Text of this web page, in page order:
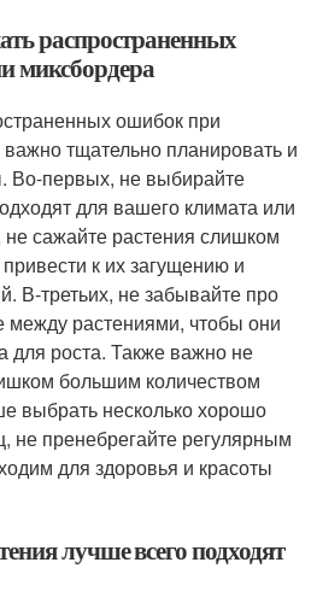
распространенных
миксбордера
ошибок при
тщательно планировать и
Во-первых, не выбирайте
для вашего климата или
сажайте растения слишком
привести к их загущению и
В-третьих, не забывайте про
между растениями, чтобы они
для роста. Также важно не
большим количеством
выбрать несколько хорошо
не пренебрегайте регулярным
для здоровья и красоты
лучше всего подходят